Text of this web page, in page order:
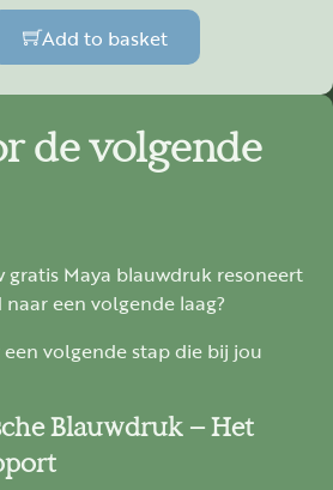
Add to basket
de volgende
gratis Maya blauwdruk resoneert
een volgende laag?
volgende stap die bij jou
Blauwdruk – Het